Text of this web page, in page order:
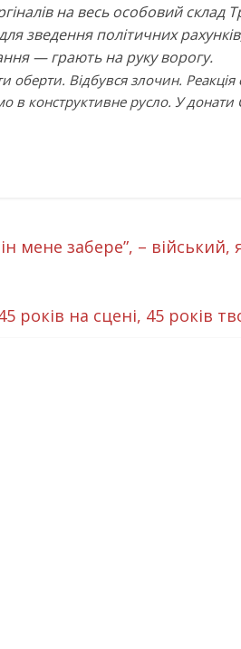
на весь особовий склад
зведення політичних
— грають на руку ворогу.
оберти. Відбувся злочин.
в конструктивне русло. У
мене забере”, – війський,
років на сцені, 45 років